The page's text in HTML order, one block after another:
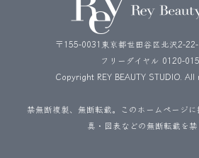
〒155-0031東京都世田谷区北沢2-
フリーダイヤル 0120-
Copyright REY BEAUTY STUDIO.
禁無断複製、無断転載。このホームページ
真・図表などの無断転載を禁